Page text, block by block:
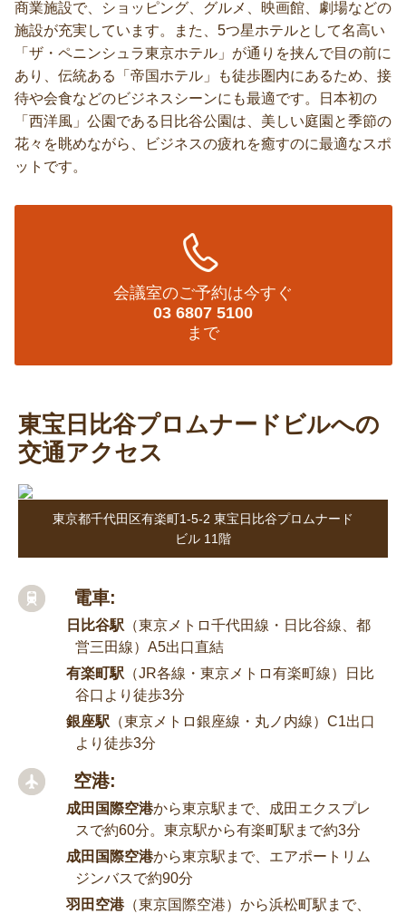
商業施設で、ショッピング、グルメ、映画館、劇場などの
施設が充実しています。また、5つ星ホテルとして名高い
「ザ・ペニンシュラ東京ホテル」が通りを挟んで目の前に
あり、伝統ある「帝国ホテル」も徒歩圏内にあるため、接
待や会食などのビジネスシーンにも最適です。日本初の
「西洋風」公園である日比谷公園は、美しい庭園と季節の
花々を眺めながら、ビジネスの疲れを癒すのに最適なスポ
ットです。
会議室のご予約は今すぐ
03 6807 5100
まで
東宝日比谷プロムナードビルへの
交通アクセス
東京都千代田区有楽町1-5-2 東宝日比谷プロムナード
ビル 11階
電車:
日比谷駅 （東京メトロ千代田線・日比谷線、都
営三田線）A5出口直結
有楽町駅 （JR各線・東京メトロ有楽町線）日比
谷口より徒歩3分
銀座駅 （東京メトロ銀座線・丸ノ内線）C1出口
より徒歩3分
空港:
成田国際空港から東京駅まで、成田エクスプレ
スで約60分。東京駅から有楽町駅まで約3分
成田国際空港から東京駅まで、エアポートリム
ジンバスで約90分
羽田空港（東京国際空港）から浜松町駅まで、